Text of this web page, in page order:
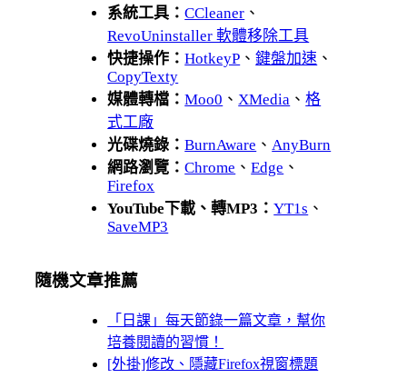
系統工具：CCleaner 、
RevoUninstaller 軟體移除工具
快捷操作：HotkeyP 、鍵盤加速 、
CopyTexty
媒體轉檔：Moo0 、 XMedia 、格
式工廠
光碟燒錄：BurnAware 、 AnyBurn
網路瀏覽：Chrome 、Edge 、
Firefox
YouTube下載、轉MP3：YT1s 、
SaveMP3
隨機文章推薦
「日課」每天節錄一篇文章，幫你
培養閱讀的習慣！
[外掛]修改、隱藏Firefox視窗標題